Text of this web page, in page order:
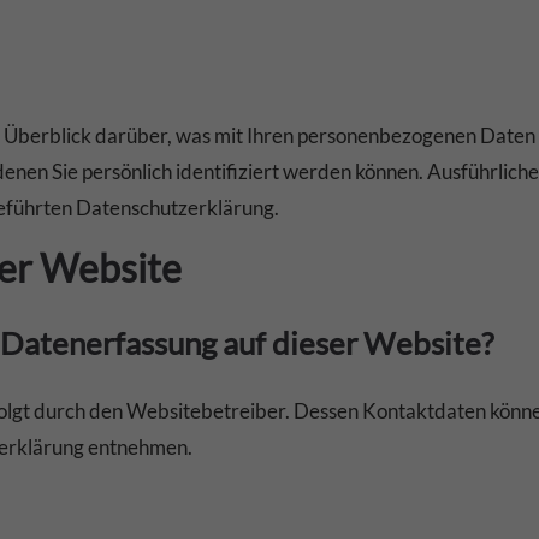
darüber, was mit Ihren personenbezogenen
Sie persönlich identifiziert werden können.
Datenschutzerklärung.
Website
auf dieser Website?
durch den Websitebetreiber. Dessen Kontaktdaten
entnehmen.